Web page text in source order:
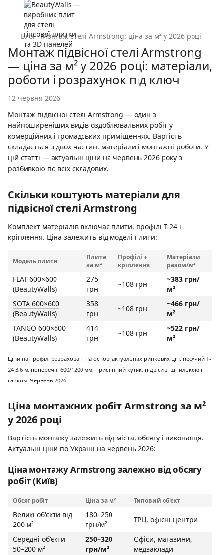
Блог Монтаж стелі Armstrong: ціна за м² у 2026 році
Монтаж підвісної стелі Armstrong
— ціна за м² у 2026 році: матеріали,
роботи і розрахунок під ключ
12 червня 2026
Монтаж підвісної стелі Armstrong — один з
найпоширеніших видів оздоблювальних робіт у
комерційних і громадських приміщеннях. Вартість
складається з двох частин: матеріали і монтажні роботи. У
цій статті — актуальні ціни на червень 2026 року з
розбивкою по всіх складових.
Скільки коштують матеріали для
підвісної стелі Armstrong
Комплект матеріалів включає плити, профілі T-24 і
кріплення. Ціна залежить від моделі плити:
Модель плити
Плита
за м²
Профілі +
кріплення
Матеріали
разом/м²
FLAT 600×600
(BeautyWalls)
275
грн
~108 грн
~383 грн/
м²
SOTA 600×600
(BeautyWalls)
358
грн
~108 грн
~466 грн/
м²
TANGO 600×600
(BeautyWalls)
414
грн
~108 грн
~522 грн/
м²
Ціни на профілі розраховані на основі актуальних ринкових цін: несучий T-
24 3,6 м, поперечні 600/1200 мм, пристінний кутик, підвіси зі шпилькою і
гачком. Червень 2026.
Ціна монтажних робіт Armstrong за м²
у 2026 році
Вартість монтажу залежить від міста, обсягу і виконавця.
Актуальні ціни по Україні на червень 2026:
Ціна монтажу Armstrong залежно від обсягу
робіт (Київ)
Обсяг робіт Ціна за м² Типовий об'єкт
Великі об'єкти від
200 м²
180–250
грн/м²
ТРЦ, офісні центри
Середні об'єкти
50–200 м²
250–320
грн/м²
Офіси, магазини,
медзаклади